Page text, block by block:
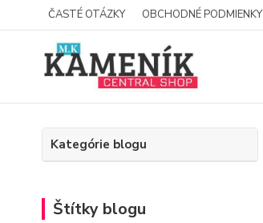
ČASTÉ OTÁZKY OBCHODNÉ PODMIENKY
Kategórie blogu
Štítky blogu